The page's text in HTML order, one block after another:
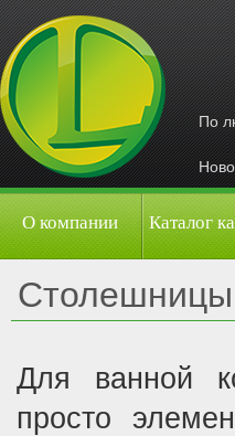
По
О компании Каталог
Для ванной
просто